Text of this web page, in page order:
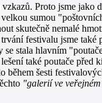
Proto jsme
sumou
skutečně nemalé
festivalu jsme
stala hlavním
také poutače před
šesti
"galerií ve